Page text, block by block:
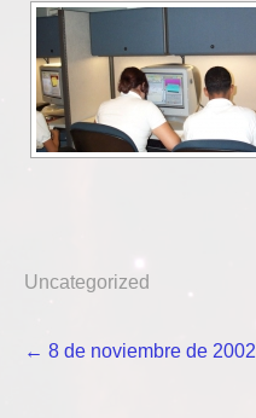
Uncategorized
Navegación
← 8 de noviembre de 2002